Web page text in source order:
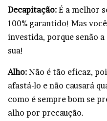
Decapitação: É a melhor
100% garantido! Mas
investida, porque senão
sua!
Alho: Não é tão eficaz,
afastá-lo e não causará
como é sempre bom se
alho por precaução.